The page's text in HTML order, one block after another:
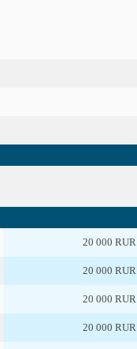
20 000 RUR
20 000 RUR
20 000 RUR
20 000 RUR